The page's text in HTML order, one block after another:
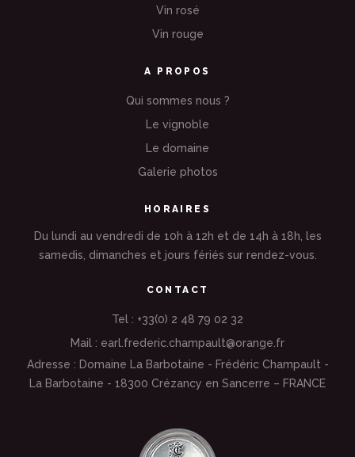
Vin rosé
Vin rouge
A PROPOS
Qui sommes nous ?
Le vignoble
Le domaine
Galerie photos
HORAIRES
Du lundi au vendredi de 10h à 12h et de 14h à 18h, les
samedis, dimanches et jours fériés sur rendez-vous.
CONTACT
Tel : +33(0) 2 48 79 02 32
Mail : earl.frederic.champault@orange.fr
Adresse : Domaine La Barbotaine - Frédéric Champault -
La Barbotaine - 18300 Crézancy en Sancerre – FRANCE